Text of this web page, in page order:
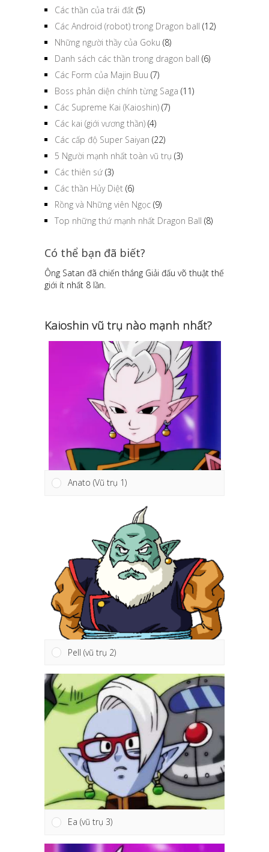
Các thần của trái đất (5)
Các Android (robot) trong Dragon ball (12)
Những người thầy của Goku (8)
Danh sách các thần trong dragon ball (6)
Các Form của Majin Buu (7)
Boss phản diện chính từng Saga (11)
Các Supreme Kai (Kaioshin) (7)
Các kai (giới vương thần) (4)
Các cấp độ Super Saiyan (22)
5 Người mạnh nhất toàn vũ trụ (3)
Các thiên sứ (3)
Các thần Hủy Diệt (6)
Rồng và Những viên Ngọc (9)
Top những thứ mạnh nhất Dragon Ball (8)
Có thể bạn đã biết?
Ông Satan đã chiến thắng Giải đấu võ thuật thế
giới ít nhất 8 lần.
Kaioshin vũ trụ nào mạnh nhất?
Anato (Vũ trụ 1)
Pell (vũ trụ 2)
Ea (vũ trụ 3)